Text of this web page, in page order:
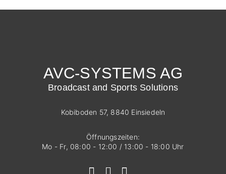
AVC-SYSTEMS AG
Broadcast and Sports Solutions
Kobiboden 57, 8840 Einsiedeln
Öffnungszeiten:
Mo - Fr, 08:00 - 12:00 / 13:00 - 18:00 Uhr